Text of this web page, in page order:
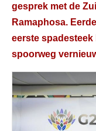
gesprek met de
Ramaphosa.
eerste
spoorweg